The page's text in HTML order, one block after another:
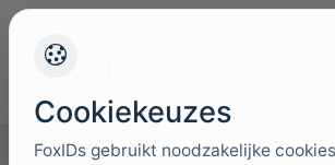
Cookiekeuzes
FoxIDs gebruikt noodzakelijke